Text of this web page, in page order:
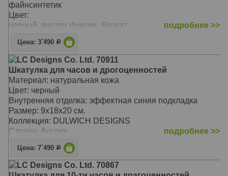
файнсинтетик
Цвет:
черный, внутри фуксия- бархат
подробнее >>
Цена: 3`490 Р
LC Designs Co. Ltd. 70911
Шкатулка для часов и дрогоценностей
Материал: натуральная кожа
Цвет: черный
Внутренняя отделка: эффектная синяя подкладка
Размер: 9х18х20 см.
Коллекция: DULWICH DESIGNS
Страна: Англия
подробнее >>
Цена: 7`490 Р
LC Designs Co. Ltd. 70867